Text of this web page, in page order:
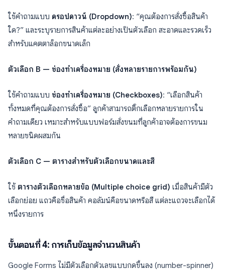
ใช้คำถามแบบ ดรอปดาวน์ (Dropdown): “คุณต้องการสั่งซื้อสินค้า
ใด?” และระบุรายการสินค้าแต่ละอย่างเป็นตัวเลือก สะอาดและรวดเร็ว
สำหรับแคตตาล็อกขนาดเล็ก
ตัวเลือก B — ช่องทำเครื่องหมาย (สั่งหลายรายการพร้อมกัน)
ใช้คำถามแบบ ช่องทำเครื่องหมาย (Checkboxes): “เลือกสินค้า
ทั้งหมดที่คุณต้องการสั่งซื้อ” ลูกค้าสามารถติ๊กเลือกหลายรายการใน
คำถามเดียว เหมาะสำหรับแบบฟอร์มสั่งขนมที่ลูกค้าอาจต้องการขนม
หลายชนิดผสมกัน
ตัวเลือก C — ตารางสำหรับตัวเลือกขนาดและสี
ใช้ ตารางตัวเลือกหลายข้อ (Multiple choice grid) เมื่อสินค้ามีตัว
เลือกย่อย แถวคือชื่อสินค้า คอลัมน์คือขนาดหรือสี แต่ละแถวจะเลือกได้
หนึ่งรายการ
ขั้นตอนที่ 4: การเก็บข้อมูลจำนวนสินค้า
Google Forms ไม่มีตัวเลือกตัวเลขแบบกดขึ้นลง (number-spinner)